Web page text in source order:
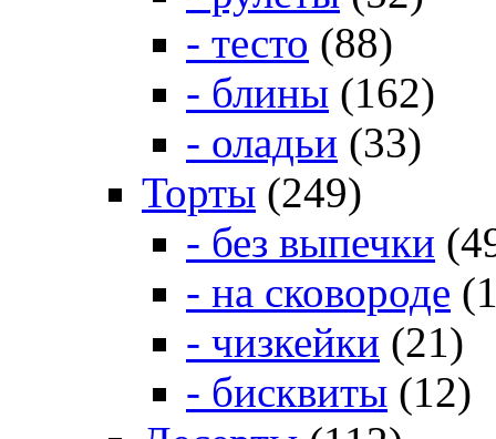
- тесто (88)
- блины (162)
- оладьи (33)
Торты (249)
- без выпечки
- на сковороде
- чизкейки (21)
- бисквиты (12)